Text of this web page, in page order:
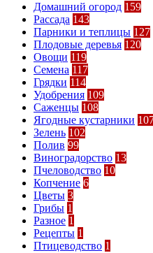
Домашний огород 159
Рассада 143
Парники и теплицы 127
Плодовые деревья 120
Овощи 119
Семена 117
Грядки 114
Удобрения 109
Саженцы 108
Ягодные кустарники
Зелень 102
Полив 99
Виноградорство 13
Пчеловодство 10
Копчение 6
Цветы 3
Грибы 1
Разное 1
Рецепты 1
Птицеводство 1